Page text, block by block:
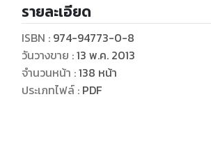
รายละเอียด
ISBN : 974-94773-0-8
วันวางขาย :13 พ.ค. 2013
จำนวนหน้า :138 หน้า
ประเภทไฟล์: PDF